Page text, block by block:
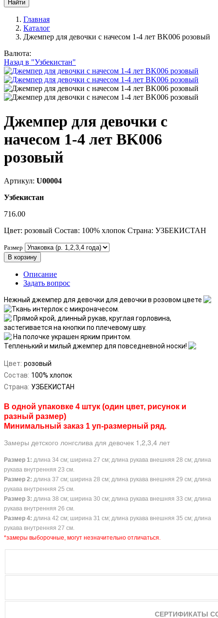
Главная
Каталог
Джемпер для девочки с начесом 1-4 лет BK006 розовый
Валюта:
Назад в "Узбекистан"
Джемпер для девочки с
начесом 1-4 лет BK006
розовый
Артикул: U00004
Узбекистан
716.00
Цвет: розовый Состав: 100% хлопок Страна: УЗБЕКИСТАН
Размер
В корзину
Описание
Задать вопрос
Нежный джемпер для девочки для девочки в розовом цвете
Ткань интерлок с микроначесом.
Прямой крой, длинный рукав, круглая горловина,
застегивается на кнопки по плечевому шву.
На полочке украшен ярким принтом.
Тепленький и милый джемпер для повседневной носки!
Цвет: розовый
Состав: 100% хлопок
Страна: УЗБЕКИСТАН
В одной упаковке 4 штук (один цвет, рисунок и
разный размер)
Минимальный заказ 1 уп-размерный ряд.
Замеры детского лонгслива для девочек 1,2,3,4 лет
Размер 1: длина 34 см; ширина 27 см; длина рукава внешняя 28 см; длина
рукава внутренняя 23 см.
Размер 2: длина 37 см; ширина 28 см; длина рукава внешняя 29 см; длина
рукава внутренняя 25 см.
Размер 3: длина 38 см; ширина 30 см; длина рукава внешняя 33 см; длина
рукава внутренняя 26 см.
Размер 4: длина 42 см; ширина 31 см; длина рукава внешняя 35 см; длина
рукава внутренняя 27 см.
*замеры выборочные, могут незначительно отличаться.
СЕРТИФИКАТЫ